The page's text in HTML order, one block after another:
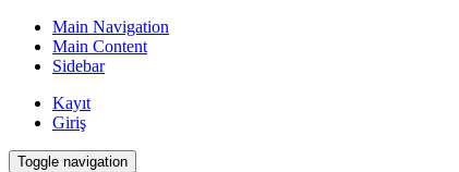
Main Navigation
Main Content
Sidebar
Kayıt
Giriş
Toggle navigation